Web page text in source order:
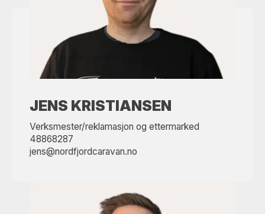
JENS KRISTIANSEN
Verksmester/reklamasjon og ettermarked
48868287
jens@nordfjordcaravan.no